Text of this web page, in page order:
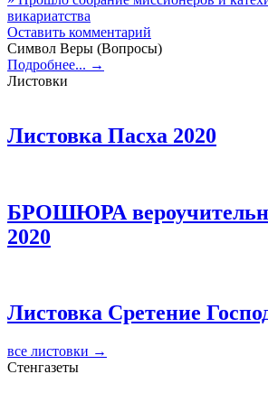
викариатства
Оставить комментарий
Символ Веры (Вопросы)
Подробнее... →
Листовки
Листовка Пасха 2020
БРОШЮРА
2020
Листовка Сретение
все листовки →
Стенгазеты